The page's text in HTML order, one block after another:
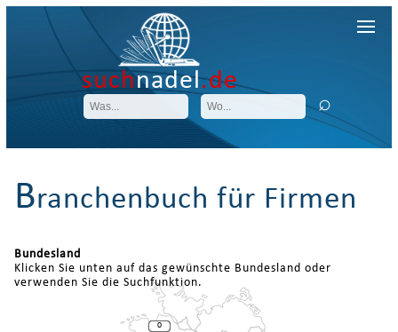
suchnadel.de
Branchenbuch für Firmen
Bundesland
Klicken Sie unten auf das gewünschte Bundesland oder
verwenden Sie die Suchfunktion.
0